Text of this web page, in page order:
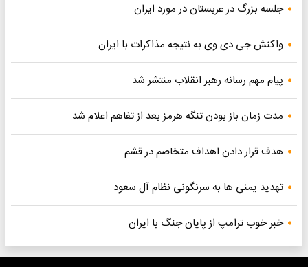
جلسه بزرگ در عربستان در مورد ایران
واکنش جی دی وی به نتیجه مذاکرات با ایران
پیام مهم رسانه رهبر انقلاب منتشر شد
مدت زمان باز بودن تنگه هرمز بعد از تفاهم اعلام شد
هدف قرار دادن اهداف متخاصم در قشم
تهدید یمنی ها به سرنگونی نظام آل سعود
خبر خوب ترامپ از پایان جنگ با ایران